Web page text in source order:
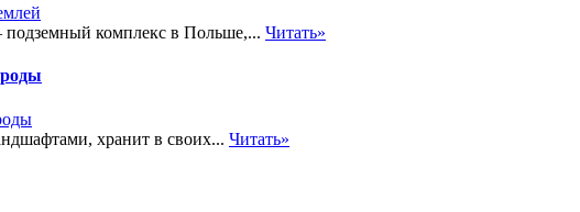
комплекс в Польше,... Читать»
хранит в своих... Читать»